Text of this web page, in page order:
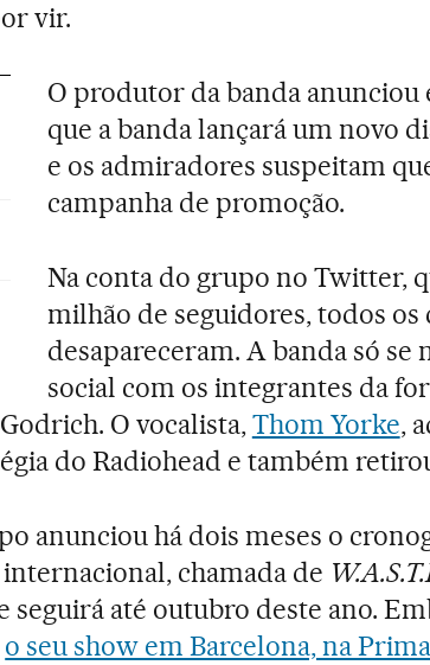
vir.
O produtor da banda anunciou
que a banda lançará um novo
e os admiradores suspeitam
campanha de promoção.
Na conta do grupo no Twitter,
milhão de seguidores, todos os
desapareceram. A banda só se
social com os integrantes da
O vocalista,Thom Yorke,
do Radiohead e também
anunciou há dois meses o
chamada de
seguirá até outubro deste ano.
o seu show em Barcelona, na